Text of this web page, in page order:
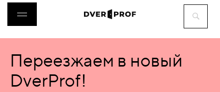
ДВЕРИ
ФУРНИТУРА
Переезжаем в новый
DverProf!